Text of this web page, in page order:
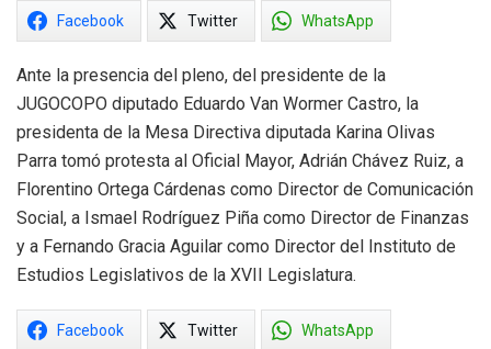
Facebook Twitter WhatsApp
Ante la presencia del pleno, del presidente de la
JUGOCOPO diputado Eduardo Van Wormer Castro, la
presidenta de la Mesa Directiva diputada Karina Olivas
Parra tomó protesta al Oficial Mayor, Adrián Chávez Ruiz, a
Florentino Ortega Cárdenas como Director de Comunicación
Social, a Ismael Rodríguez Piña como Director de Finanzas
y a Fernando Gracia Aguilar como Director del Instituto de
Estudios Legislativos de la XVII Legislatura.
Facebook Twitter WhatsApp